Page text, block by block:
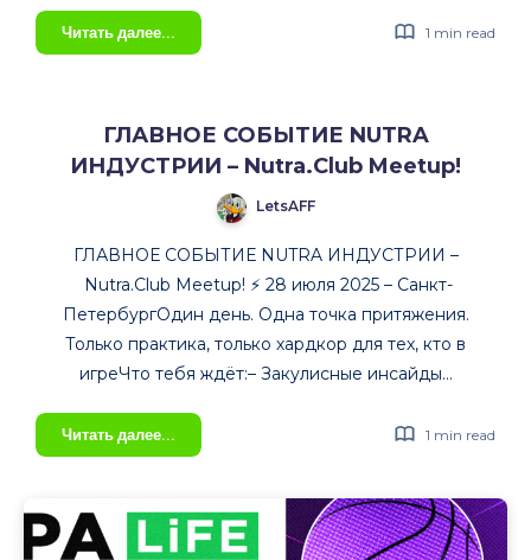
Читать далее...
LiFE
2
дня
живого
нетворка,
шоу
и
июля
|
Петербург
|
1 min read
ГЛАВНОЕ СОБЫТИЕ NUTRA
ИНДУСТРИИ – Nutra.Club Meetup!
LetsAFF
ГЛАВНОЕ СОБЫТИЕ NUTRA ИНДУСТРИИ –
Nutra.Club Meetup! ⚡️ 28 июля 2025 – Санкт-
ПетербургОдин день. Одна точка притяжения.
Только практика, только хардкор для тех, кто в
игреЧто тебя ждёт:– Закулисные инсайды…
Читать далее...
СОБЫТИЕ
ИНДУСТРИИ –
Nutra.Club
1 min read